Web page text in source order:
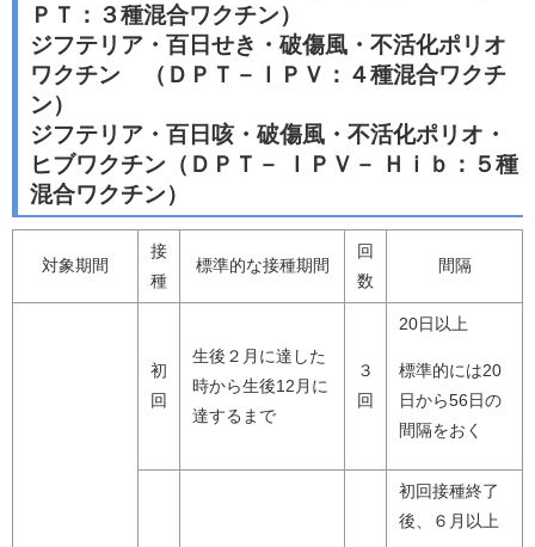
ＰＴ：３種混合ワクチン）
ジフテリア・百日せき・破傷風・不活化ポリオ
ワクチン （ＤＰＴ－ＩＰＶ：４種混合ワクチ
ン）
ジフテリア・百日咳・破傷風・不活化ポリオ・
ヒブワクチン（ＤＰＴ－ ＩＰＶ－ Ｈｉｂ：５種
混合ワクチン）
対象期間
接
種
標準的な接種期間
回
数
間隔
初
回
生後２月に達した
時から生後12月に
達するまで
３
回
20日以上
標準的には20
日から56日の
間隔をおく
初回接種終了
後、６月以上